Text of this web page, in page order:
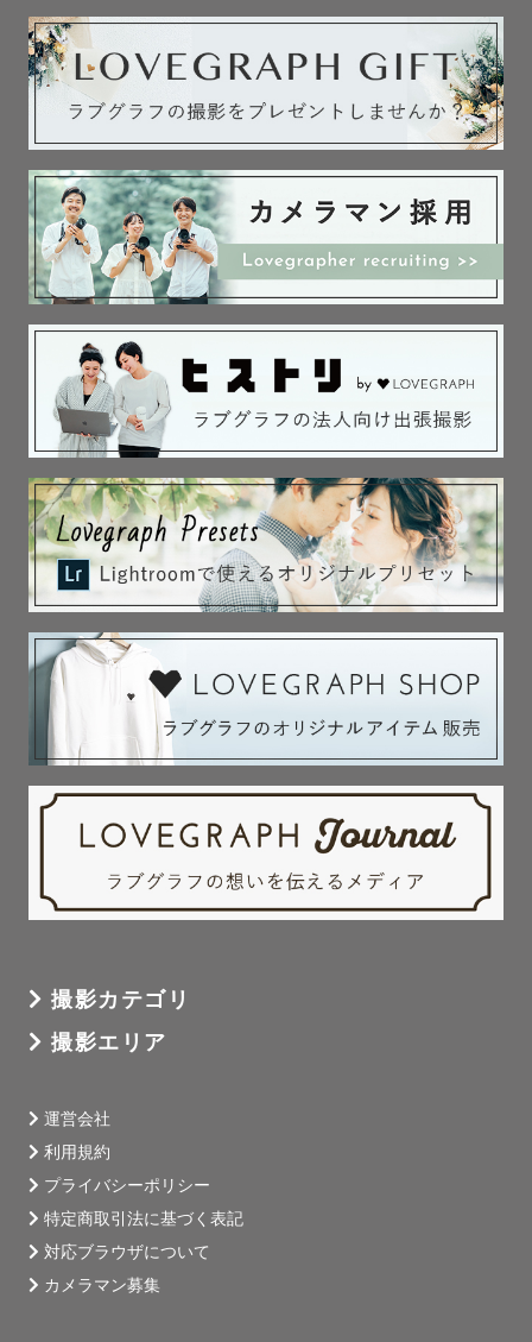
撮影カテゴリ
撮影エリア
運営会社
利用規約
プライバシーポリシー
特定商取引法に基づく表記
対応ブラウザについて
カメラマン募集